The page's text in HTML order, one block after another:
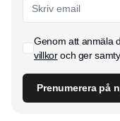
Genom att anmäla
villkoroch ger
Prenumerera på